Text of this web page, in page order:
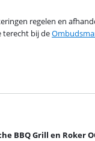
regelen en
terecht bij de
BBQ Grill en Roker